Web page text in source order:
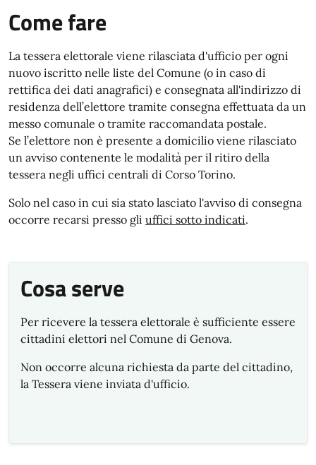
Come fare
La tessera elettorale viene rilasciata d'ufficio per ogni
nuovo iscritto nelle liste del Comune (o in caso di
rettifica dei dati anagrafici) e consegnata all'indirizzo di
residenza dell’elettore tramite consegna effettuata da un
messo comunale o tramite raccomandata postale.
Se l’elettore non è presente a domicilio viene rilasciato
un avviso contenente le modalità per il ritiro della
tessera negli uffici centrali di Corso Torino.
Solo nel caso in cui sia stato lasciato l'avviso di consegna
occorre recarsi presso gli uffici sotto indicati.
Cosa serve
Per ricevere la tessera elettorale è sufficiente essere
cittadini elettori nel Comune di Genova.
Non occorre alcuna richiesta da parte del cittadino,
la Tessera viene inviata d'ufficio.